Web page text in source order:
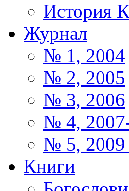
История
Журнал
№ 1, 2004
№ 2, 2005
№ 3, 2006
№ 4,
№ 5, 2009
Книги